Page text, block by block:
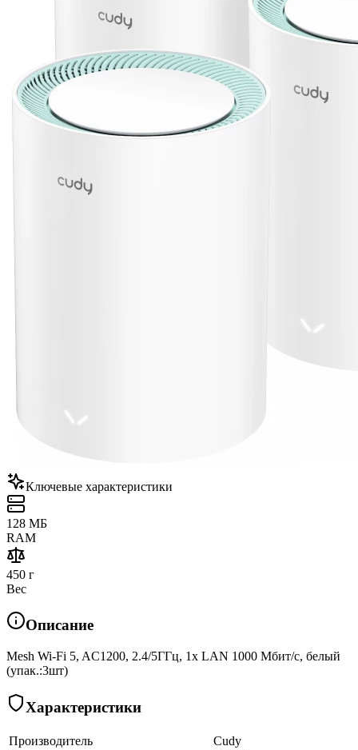
Ключевые характеристики
128 МБ
RAM
450 г
Вес
Описание
Mesh Wi-Fi 5, AC1200, 2.4/5ГГц, 1x LAN 1000 Мбит/с, белый
(упак.:3шт)
Характеристики
Производитель
Cudy